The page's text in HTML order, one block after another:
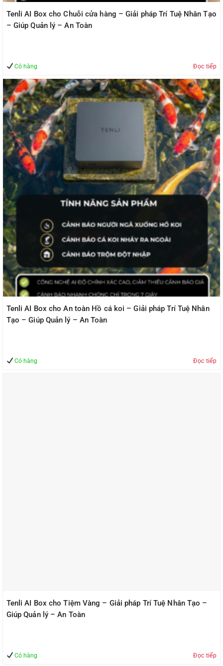
Tenli AI Box cho Chuỗi cửa hàng – Giải pháp Trí Tuệ Nhân Tạo
– Giúp Quản lý – An Toàn
Có hàng Đọc tiếp
Tenli AI Box cho An toàn Hồ cá koi – Giải pháp Trí Tuệ Nhân
Tạo – Giúp Quản lý – An Toàn
Có hàng Đọc tiếp
Tenli AI Box cho Tiệm Vàng – Giải pháp Trí Tuệ Nhân Tạo –
Giúp Quản lý – An Toàn
Có hàng Đọc tiếp